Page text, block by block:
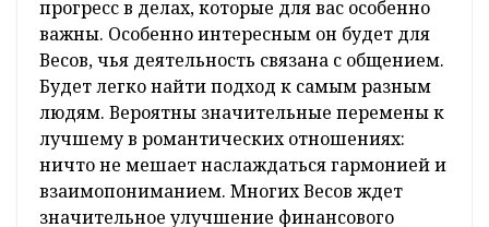
прогресс в делах, которые для вас особенно
важны. Особенно интересным он будет для
Весов, чья деятельность связана с общением.
Будет легко найти подход к самым разным
людям. Вероятны значительные перемены к
лучшему в романтических отношениях:
ничто не мешает наслаждаться гармонией и
взаимопониманием. Многих Весов ждет
значительное улучшение финансового